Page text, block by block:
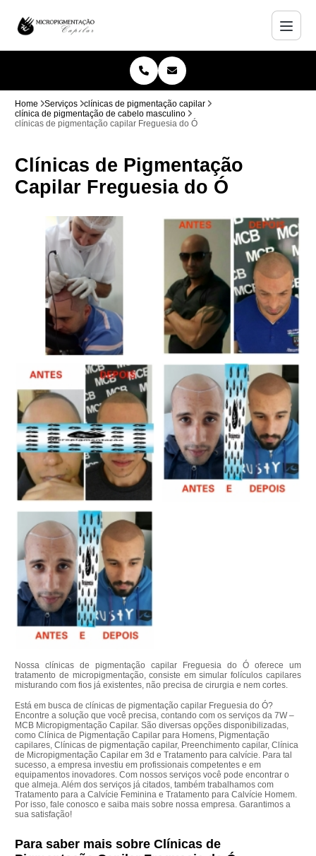
Home Serviços
clínicas de pigmentação capilar
clínica de pigmentação de cabelo masculino
clínicas de pigmentação capilar Freguesia do Ó
Clínicas de Pigmentação
Capilar Freguesia do Ó
Nossa clínicas de pigmentação capilar Freguesia do Ó oferece um
tratamento de micropigmentação, consiste em simular folículos capilares
misturando com fios já existentes, não precisa de cirurgia e nem cortes.
Está em busca de clínicas de pigmentação capilar Freguesia do Ó?
Encontre a solução que você precisa, contando com os serviços da 7W –
MCB Micropigmentação Capilar. São diversas opções disponibilizadas,
como Clínica de Pigmentação Capilar para Homens, Pigmentação
capilares, Clínicas de pigmentação capilar, Preenchimento capilar, Clínica
de Micropigmentação Capilar em 3d e Tratamento para calvície. Para tal
sucesso, a empresa investiu em profissionais competentes e em
equipamentos inovadores. Com nossos serviços você pode encontrar o
que almeja. Além dos serviços já citados, também trabalhamos com
Tratamento para a Calvície Feminina e Tratamento para Calvície Homem.
Por isso, fale conosco e saiba mais sobre nossa empresa. Garantimos a
sua satisfação!
Para saber mais sobre Clínicas de